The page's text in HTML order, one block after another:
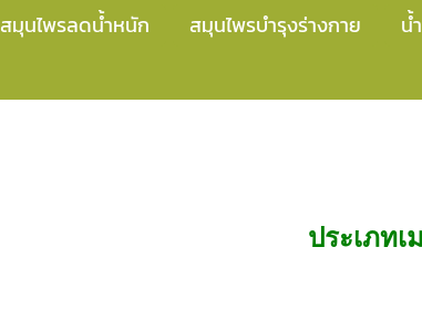
สมุนไพรลดน้ำหนัก สมุนไพรบำรุงร่างกาย
น้
ประเภทเ